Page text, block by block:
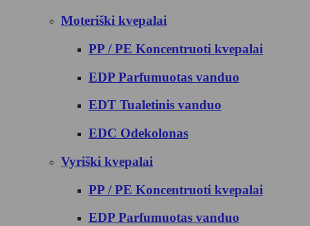
Moteriški kvepalai
PP / PE Koncentruoti kvepalai
EDP Parfumuotas vanduo
EDT Tualetinis vanduo
EDC Odekolonas
Vyriški kvepalai
PP / PE Koncentruoti kvepalai
EDP Parfumuotas vanduo